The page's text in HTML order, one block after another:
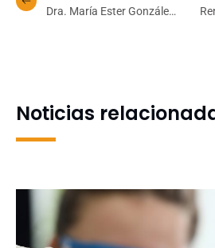
Dra. María Ester González
Noticias